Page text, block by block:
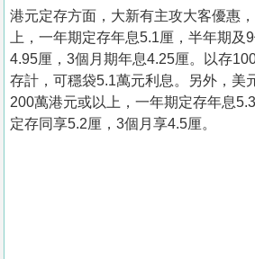
港元定存方面，大新有主攻大客優惠
上，一年期定存年息5.1厘，半年期及
4.95厘，3個月期年息4.25厘。以存
存計，可穩袋5.1萬元利息。另外，美
200萬港元或以上，一年期定存年息
定存同享5.2厘，3個月享4.5厘。